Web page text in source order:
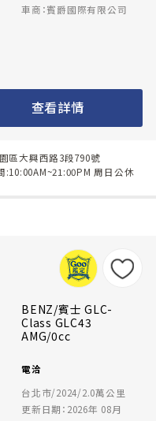
車商：賓爵國際有限公司
查看詳情
區大興西路3段790號
:10:00AM~21:00PM 周日公休
BENZ/賓士 GLC-
Class GLC43
AMG/0cc
電洽
台北市/2024/2.0萬公里
更新日期：2026年 08月